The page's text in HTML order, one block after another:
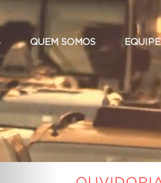
QUEM SOMOS EQUIPE